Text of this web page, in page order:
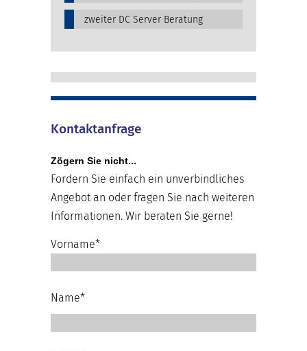
zweiter DC Server Beratung
Kontaktanfrage
Zögern Sie nicht...
Fordern Sie einfach ein unverbindliches
Angebot an oder fragen Sie nach weiteren
Informationen. Wir beraten Sie gerne!
Vorname*
Name*